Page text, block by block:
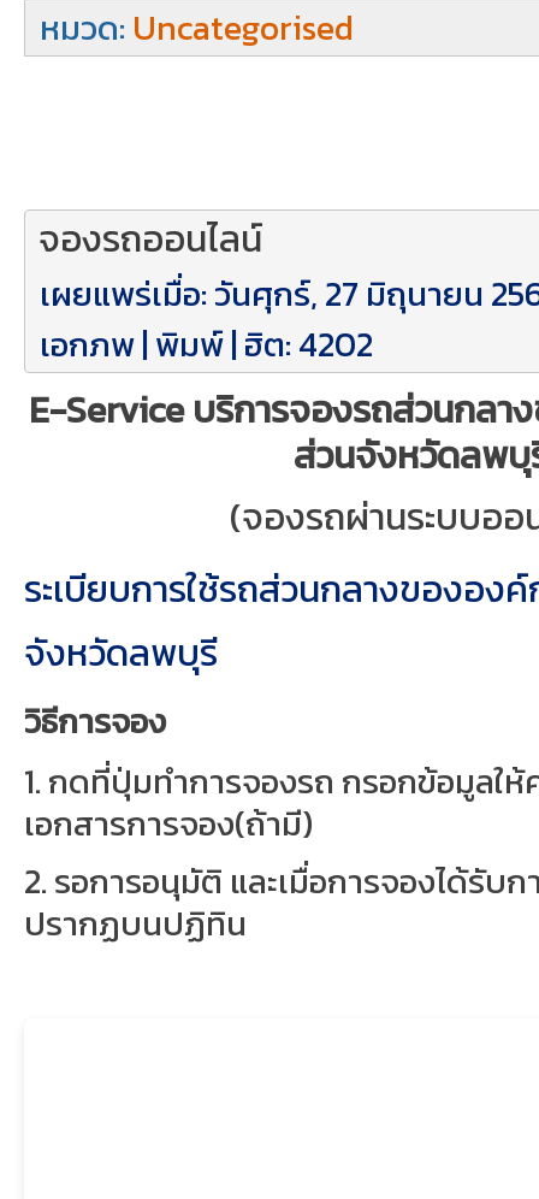
หมวด: Uncategorised
จองรถออนไลน์
เผยแพร่เมื่อ: วันศุกร์, 27 มิถุนายน
เอกภพ|พิมพ์| ฮิต: 4202
E-Service บริการจองรถส่วนกลา
ส่วนจังหวัดลพบุ
(จองรถผ่านระบบออ
ระเบียบการใช้รถส่วนกลางขององ
จังหวัดลพบุรี
วิธีการจอง
1. กดที่ปุ่มทำการจองรถ กรอกข้อมูลใ
เอกสารการจอง(ถ้ามี)
2. รอการอนุมัติ และเมื่อการจองได้รับ
ปรากฏบนปฏิทิน